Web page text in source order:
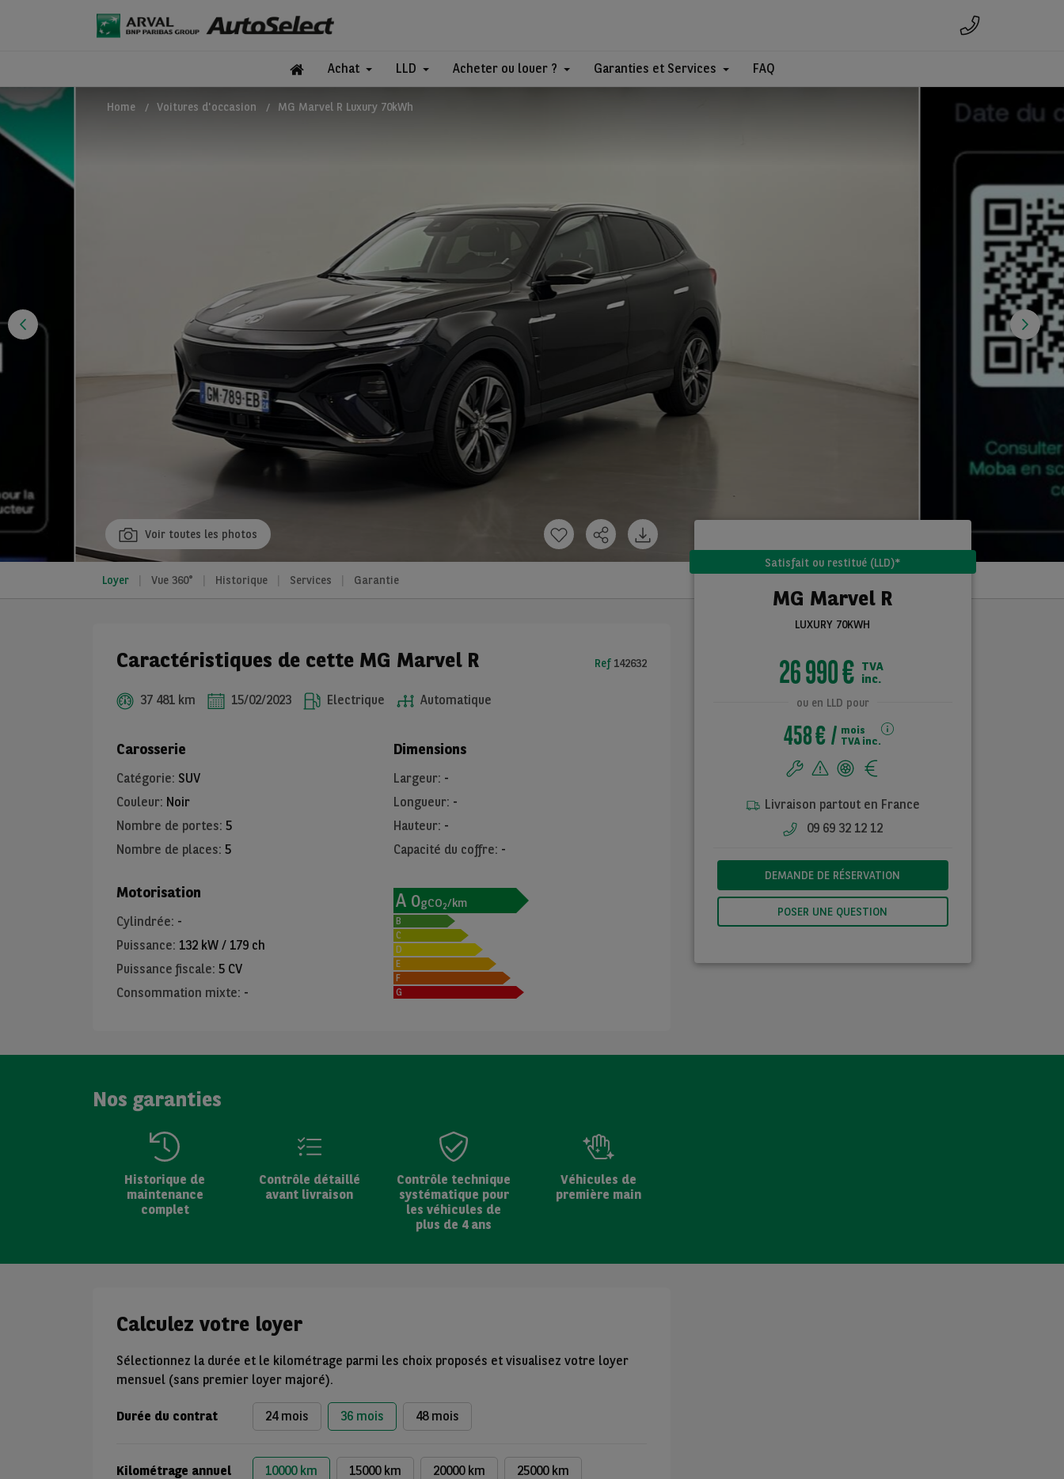
Achat LLD Acheter ou louer ? Garanties et Services FAQ
Home Voitures d'occasion MG Marvel R Luxury 70kWh
Voir toutes les photos
Loyer Vue 360° Historique Services Garantie
Satisfait ou restitué (LLD)*
MG Marvel R
LUXURY 70KWH
26 990 € TVA
inc.
ou en LLD pour
458 €
mois
TVA inc.
Livraison partout en France
09 69 32 12 12
DEMANDE DE RÉSERVATION
POSER UNE QUESTION
Caractéristiques de cette MG Marvel R
37 481 km 15/02/2023 Electrique Automatique
Ref 142632
Carosserie
Catégorie: SUV
Couleur: Noir
Nombre de portes: 5
Nombre de places: 5
Dimensions
Largeur: -
Longueur: -
Hauteur: -
Capacité du coffre: -
Motorisation
Cylindrée: -
Puissance: 132 kW / 179 ch
Puissance fiscale: 5 CV
Consommation mixte: -
A 0gCO2/km
B
C
D
E
F
G
Nos garanties
Historique de
maintenance
complet
Contrôle détaillé
avant livraison
Contrôle technique
systématique pour
les véhicules de
plus de 4 ans
Véhicules de
première main
Calculez votre loyer
Sélectionnez la durée et le kilométrage parmi les choix proposés et visualisez votre loyer
mensuel (sans premier loyer majoré).
Durée du contrat 24 mois 36 mois 48 mois
Kilométrage annuel 10000 km 15000 km 20000 km 25000 km